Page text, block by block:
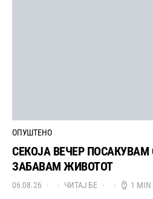
ОПУШТЕНО
СЕКОЈА ВЕЧЕР
ЗАБАВАМ ЖИВОТОТ
06.08.26 ЧИТАЈ БЕ 1 MIN